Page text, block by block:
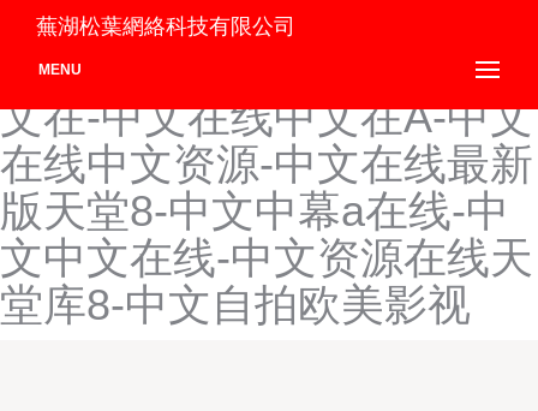
中文在线无码高潮潮喷在线-
中文在线中文A-中文在线中
文在-中文在线中文在A-中文
在线中文资源-中文在线最新
版天堂8-中文中幕a在线-中
文中文在线-中文资源在线天
堂库8-中文自拍欧美影视
蕪湖松葉網絡科技有限公司
MENU